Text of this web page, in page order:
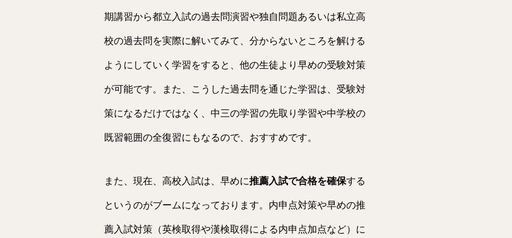
期講習から都立入試の過去問演習や独自問題あるいは私立高
校の過去問を実際に解いてみて、分からないところを解ける
ようにしていく学習をすると、他の生徒より早めの受験対策
が可能です。また、こうした過去問を通じた学習は、受験対
策になるだけではなく、中三の学習の先取り学習や中学校の
既習範囲の全復習にもなるので、おすすめです。
また、現在、高校入試は、早めに推薦入試で合格を確保する
というのがブームになっております。内申点対策や早めの推
薦入試対策（英検取得や漢検取得による内申点加点など）に